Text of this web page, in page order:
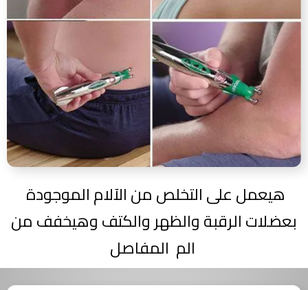
بعضلات الرقبة والظهر والكتف وهيخفف من